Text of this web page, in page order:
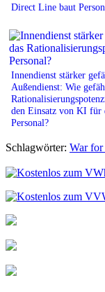
Direct Line baut
Innendienst stärker
Außendienst: Wie
den Einsatz von KI für
Personal?
Schlagwörter: War for